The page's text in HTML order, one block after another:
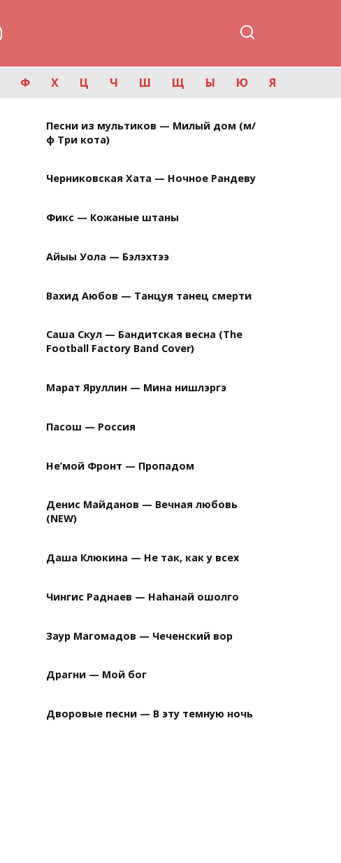
Ф Х Ц Ч Ш Щ Ы Ю Я
Песни из мультиков — Милый дом (м/
ф Три кота)
Черниковская Хата — Ночное Рандеву
Фикс — Кожаные штаны
Айыы Уола — Бэлэхтээ
Вахид Аюбов — Танцуя танец смерти
Саша Скул — Бандитская весна (The
Football Factory Band Cover)
Марат Яруллин — Мина нишлэргэ
Пасош — Россия
Не’мой Фронт — Пропадом
Денис Майданов — Вечная любовь
(NEW)
Даша Клюкина — Не так, как у всех
Чингис Раднаев — Наhанай ошолго
Заур Магомадов — Чеченский вор
Драгни — Мой бог
Дворовые песни — В эту темную ночь